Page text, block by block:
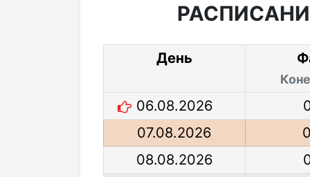
День
06.08.2026
07.08.2026
08.08.2026